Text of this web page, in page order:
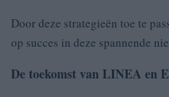
Door deze strategieën toe te
op succes in deze spannende
De toekomst van LINEA en